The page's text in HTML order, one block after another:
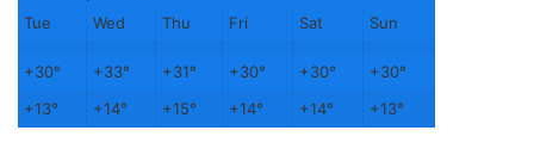
Tue
Wed Thu Fri Sat Sun
+30° +33° +31° +30° +30° +30°
+13° +14° +15° +14° +14° +13°